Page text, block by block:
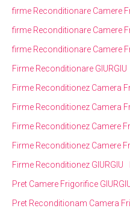
firme Reconditionare Camere
firme Reconditionare Camere
firme Reconditionare Camere
Firme Reconditionare GIURGIU
Firme Reconditionez Camera
Firme Reconditionez Camera
Firme Reconditionez Camere
Firme Reconditionez Camere
Firme Reconditionez GIURGIU
Pret Camere Frigorifice
Pret Reconditionam Camera